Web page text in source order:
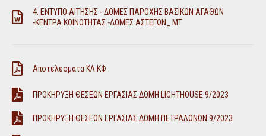
4. ΕΝΤΥΠΟ ΑΙΤΗΣΗΣ - ΔΟΜΕΣ ΠΑΡΟΧΗΣ ΒΑΣΙΚΩΝ ΑΓΑΘΩΝ
-ΚΕΝΤΡΑ ΚΟΙΝΟΤΗΤΑΣ -ΔΟΜΕΣ ΑΣΤΕΓΩΝ_ ΜΤ
Αποτελεσματα ΚΛ ΚΦ
ΠΡΟΚΗΡΥΞΗ ΘΕΣΕΩΝ ΕΡΓΑΣΙΑΣ ΔΟΜΗ LIGHTHOUSE 9/2023
ΠΡΟΚΗΡΥΞΗ ΘΕΣΕΩΝ ΕΡΓΑΣΙΑΣ ΔΟΜΗ ΠΕΤΡΑΛΩΝΩΝ 9/2023